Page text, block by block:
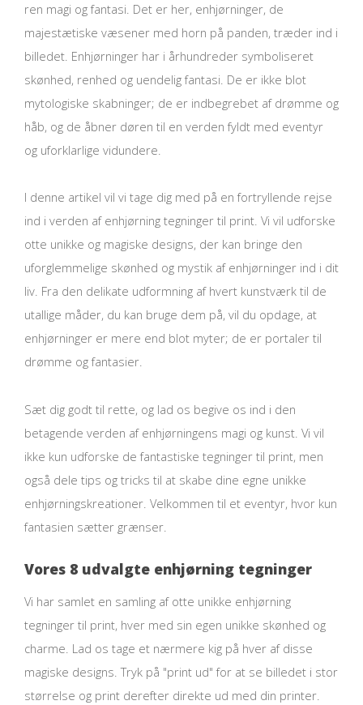
ren magi og fantasi. Det er her, enhjørninger, de
majestætiske væsener med horn på panden, træder ind i
billedet. Enhjørninger har i århundreder symboliseret
skønhed, renhed og uendelig fantasi. De er ikke blot
mytologiske skabninger; de er indbegrebet af drømme og
håb, og de åbner døren til en verden fyldt med eventyr
og uforklarlige vidundere.
I denne artikel vil vi tage dig med på en fortryllende rejse
ind i verden af enhjørning tegninger til print. Vi vil udforske
otte unikke og magiske designs, der kan bringe den
uforglemmelige skønhed og mystik af enhjørninger ind i dit
liv. Fra den delikate udformning af hvert kunstværk til de
utallige måder, du kan bruge dem på, vil du opdage, at
enhjørninger er mere end blot myter; de er portaler til
drømme og fantasier.
Sæt dig godt til rette, og lad os begive os ind i den
betagende verden af enhjørningens magi og kunst. Vi vil
ikke kun udforske de fantastiske tegninger til print, men
også dele tips og tricks til at skabe dine egne unikke
enhjørningskreationer. Velkommen til et eventyr, hvor kun
fantasien sætter grænser.
Vores 8 udvalgte enhjørning tegninger
Vi har samlet en samling af otte unikke enhjørning
tegninger til print, hver med sin egen unikke skønhed og
charme. Lad os tage et nærmere kig på hver af disse
magiske designs. Tryk på "print ud" for at se billedet i stor
størrelse og print derefter direkte ud med din printer.